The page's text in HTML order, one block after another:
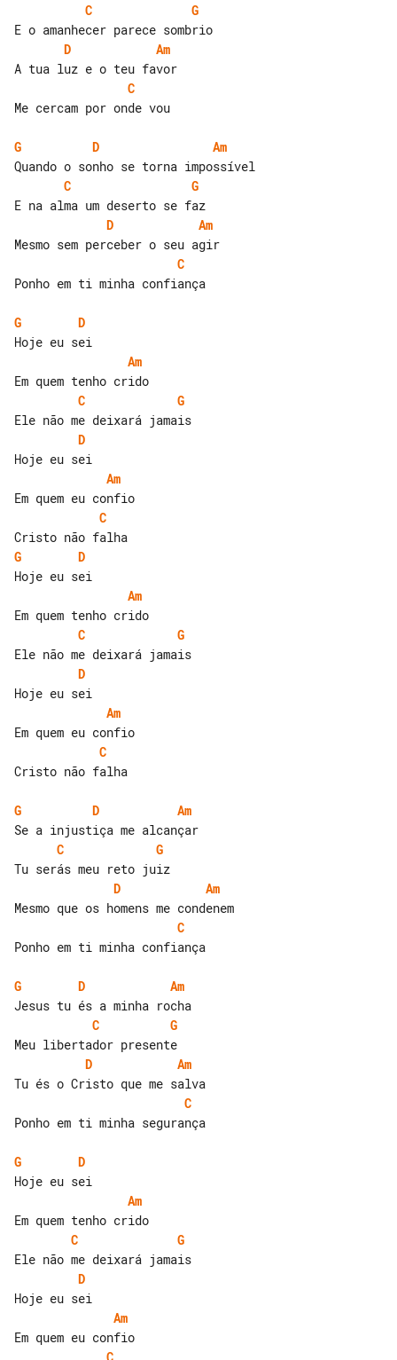
C
G
D
Am
C
Me cercam por onde vou
G D
Am
C
G
D
Am
C
Ponho em ti minha confiança
G
D
Am
C
G
D
Am
C
G
D
Am
C
G
D
Am
C
Cristo não falha
G D
Am
C
G
D
Am
C
Ponho em ti minha confiança
G D
Am
C
G
D
Am
C
Ponho em ti minha segurança
G
D
Am
C
G
D
Am